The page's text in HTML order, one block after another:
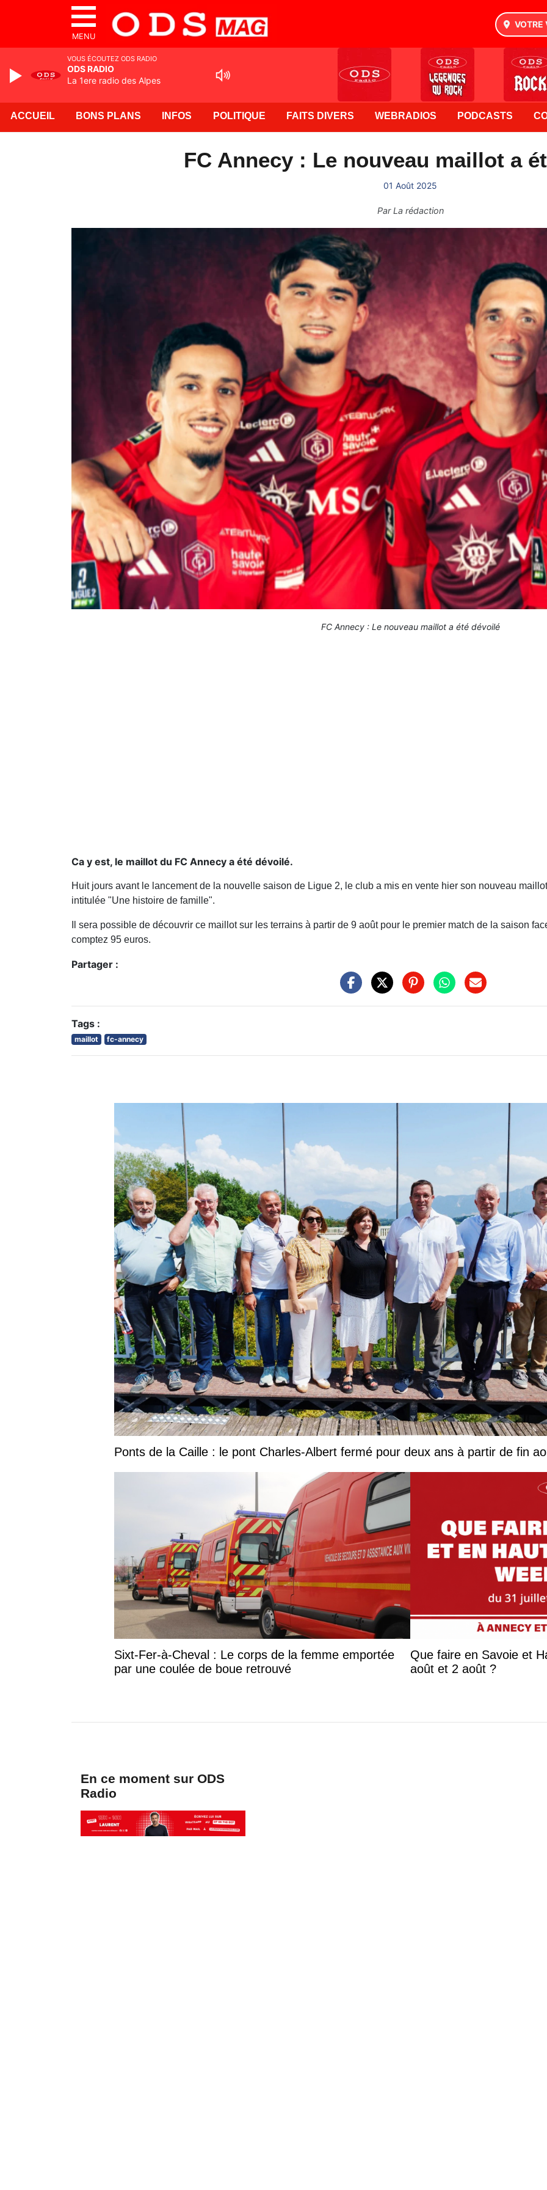
MENU
VOTRE
ACCUEIL BONS PLANS INFOS POLITIQUE FAITS DIVERS WEBRADIOS PODCASTS
FC Annecy : Le nouveau maillot a
01 Août 2025
ParLa rédaction
FC Annecy : Le nouveau maillot a été dévoilé
Ca y est, le maillot du FC Annecy a été dévoilé.
Huit jours avant le lancement de la nouvelle saison de Ligue 2, le club a mis en vente hier son nouveau
intitulée "Une histoire de famille".
Il sera possible de découvrir ce maillot sur les terrains à partir de 9 août pour le premier match de la saison
comptez 95 euros.
Partager :
Tags :
maillot fc-annecy
Ponts de la Caille : le pont Charles-Albert fermé pour deux ans à partir de fin
Sixt-Fer-à-Cheval : Le corps de la femme emportée
par une coulée de boue retrouvé
Que faire en Savoie et
août et 2 août ?
En ce moment sur ODS
Radio
VOUS ÉCOUTEZ ODS RADIO
ODS RADIO
La 1ere radio des Alpes